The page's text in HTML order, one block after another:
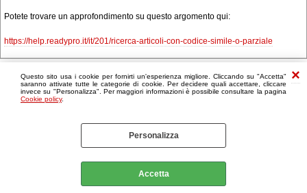
Questo sito usa i cookie per fornirti un'esperienza migliore. Cliccando su "Accetta"
saranno attivate tutte le categorie di cookie. Per decidere quali accettare, cliccare
invece su "Personalizza". Per maggiori informazioni è possibile consultare la pagina
Cookie policy.
Personalizza
Accetta
Potete trovare un approfondimento su questo argomento qui:
https://help.readypro.it/it/201/ricerca-articoli-con-codice-simile-o-parziale